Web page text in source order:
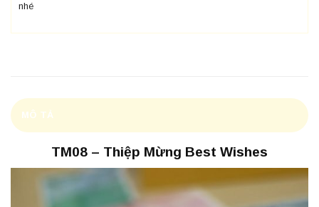
nhé
MÔ TẢ
TM08 – Thiệp Mừng Best Wishes